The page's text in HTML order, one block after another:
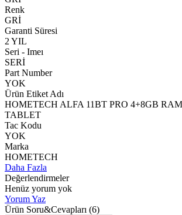
Renk
GRİ
Garanti Süresi
2 YIL
Seri - Imeı
SERİ
Part Number
YOK
Ürün Etiket Adı
HOMETECH ALFA 11BT PRO 4+8GB
TABLET
Tac Kodu
YOK
Marka
HOMETECH
Daha Fazla
Değerlendirmeler
Henüz yorum yok
Yorum Yaz
Ürün Soru&Cevapları (6)